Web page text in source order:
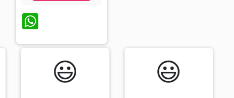
😃️ 😃️